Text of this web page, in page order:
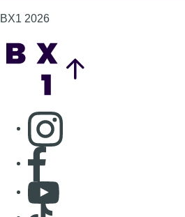
BX1 2026
Consulter page Instagram
Consulter page Facebook
Consulter Youtube
Consulter TikTok